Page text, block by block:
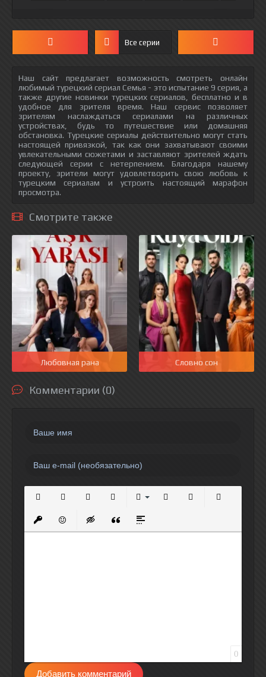
Все серии
Наш сайт предлагает возможность смотреть онлайн
любимый турецкий сериал Семья - это испытание 9 серия, а
также другие новинки турецких сериалов, бесплатно и в
удобное для зрителя время. Наш сервис позволяет
зрителям наслаждаться сериалами на различных
устройствах, будь то путешествие или домашняя
обстановка. Турецкие сериалы действительно могут стать
настоящей привязкой, так как они захватывают своими
увлекательными сюжетами и заставляют зрителей ждать
следующей серии с нетерпением. Благодаря нашему
проекту, зрители могут удовлетворить свою любовь к
турецким сериалам и устроить настоящий марафон
просмотра.
Смотрите также
Любовная рана Словно сон
Комментарии (0)
Вставить защищенную ссылку
Вставить смайлик
Вставка скрытого текста
Вставка цитаты
Вставка спойлера
0
Добавить комментарий